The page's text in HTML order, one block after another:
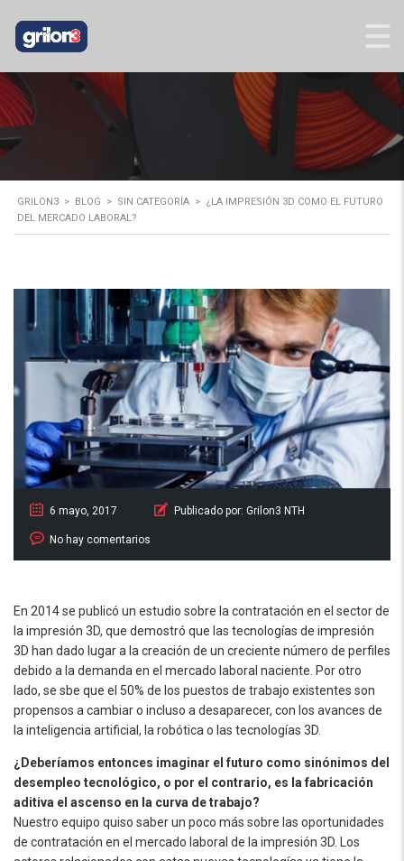
GRILON3 > BLOG > SIN CATEGORÍA > ¿LA IMPRESIÓN 3D COMO EL FUTURO
DEL MERCADO LABORAL?
6 mayo, 2017 Publicado por: Grilon3 NTH
No hay comentarios
En 2014 se publicó un estudio sobre la contratación en el sector de
la impresión 3D, que demostró que las tecnologías de impresión
3D han dado lugar a la creación de un creciente número de perfiles
debido a la demanda en el mercado laboral naciente. Por otro
lado, se sbe que el 50% de los puestos de trabajo existentes son
propensos a cambiar o incluso a desaparecer, con los avances de
la inteligencia artificial, la robótica o las tecnologías 3D.
¿Deberíamos entonces imaginar el futuro como sinónimos del
desempleo tecnológico, o por el contrario, es la fabricación
aditiva el ascenso en la curva de trabajo?
Nuestro equipo quiso saber un poco más sobre las oportunidades
de contratación en el mercado laboral de la impresión 3D. Los